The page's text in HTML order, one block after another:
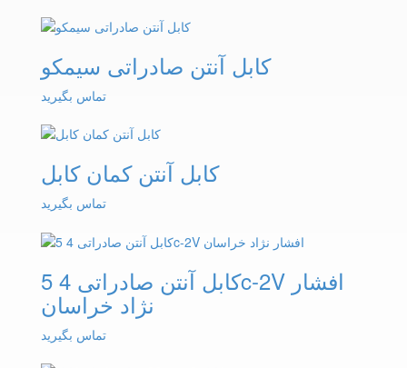
کابل آنتن صادراتی سیمکو
تماس بگیرید
کابل آنتن کمان کابل
تماس بگیرید
کابل آنتن صادراتی 4 5c-2V افشار
نژاد خراسان
تماس بگیرید